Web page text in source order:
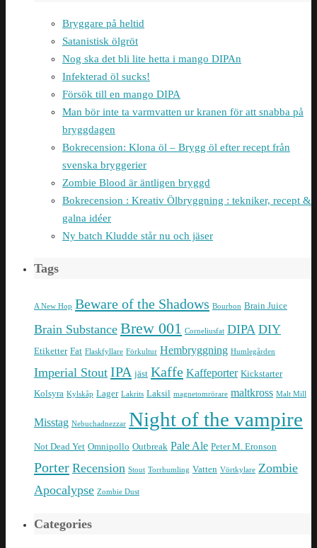
Bryggare på heltid
Satanistisk ölgröt
Nog ska det bli lite hetta i mango DIPAn
Infekterad öl sucks!
Försök till en mango DIPA
Man bör inte ta varmvatten ur kranen för att snabba på
bryggdagen
Bokrecension: Klona öl – Brygg öl efter recept från
svenska bryggerier
Zombie Blood är äntligen bryggd
Bokrecension : Kreativ Ölbryggning : tekniker, recept &
galna idéer
Ny batch Kludde står nu och jäser
Tags
A New Hop Beware of the Shadows Bourbon Brain Juice
Brain Substance Brew 001 Corneliusfat DIPA DIY
Etiketter Fat Flaskfyllare Förkultur Hembryggning Humlegården
Imperial Stout IPA jäst Kaffe Kaffeporter Kickstarter
Kolsyra Kylskåp Lager Lakrits Laksil magnetomrörare maltkross Malt Mill
Misstag Nebuchadnezzar Night of the vampire
Not Dead Yet Omnipollo Outbreak Pale Ale Peter M. Eronson
Porter Recension Stout Torrhumling Vatten Vörtkylare Zombie
Apocalypse Zombie Dust
Categories